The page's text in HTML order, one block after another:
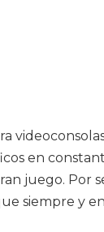
en
juego. Por
siempre y